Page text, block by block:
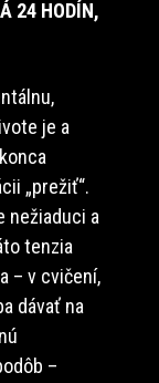
24 HODÍN,
je a
„prežiť“.
nežiaduci a
tenzia
– v cvičení,
dávať na
–